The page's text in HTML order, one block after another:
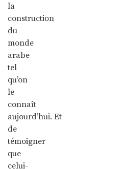
la
construction
du
monde
arabe
tel
qu’on
le
connaît
aujourd’hui. Et
de
témoigner
que
celui-